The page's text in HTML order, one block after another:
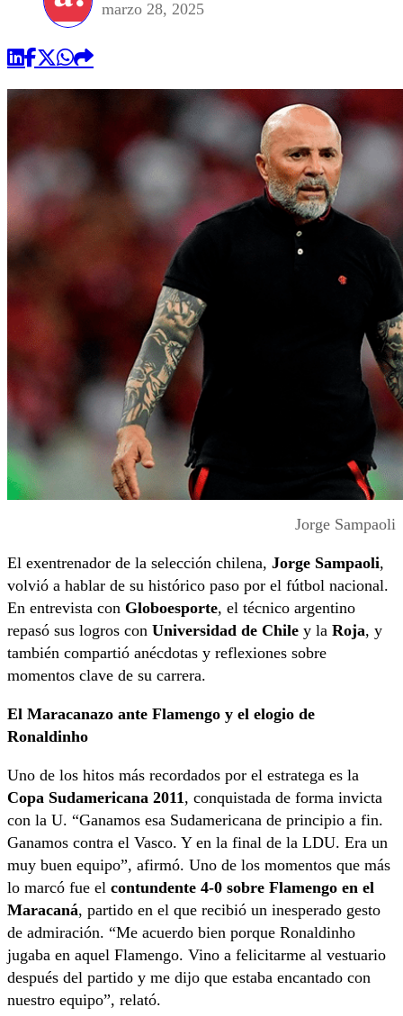
marzo 28, 2025
Jorge Sampaoli
El exentrenador de la selección chilena, Jorge Sampaoli,
volvió a hablar de su histórico paso por el fútbol nacional.
En entrevista con Globoesporte, el técnico argentino
repasó sus logros con Universidad de Chile y la Roja, y
también compartió anécdotas y reflexiones sobre
momentos clave de su carrera.
El Maracanazo ante Flamengo y el elogio de
Ronaldinho
Uno de los hitos más recordados por el estratega es la
Copa Sudamericana 2011 , conquistada de forma invicta
con la U. “Ganamos esa Sudamericana de principio a fin.
Ganamos contra el Vasco. Y en la final de la LDU. Era un
muy buen equipo”, afirmó. Uno de los momentos que más
lo marcó fue el contundente 4-0 sobre Flamengo en el
Maracaná, partido en el que recibió un inesperado gesto
de admiración. “Me acuerdo bien porque Ronaldinho
jugaba en aquel Flamengo. Vino a felicitarme al vestuario
después del partido y me dijo que estaba encantado con
nuestro equipo”, relató.